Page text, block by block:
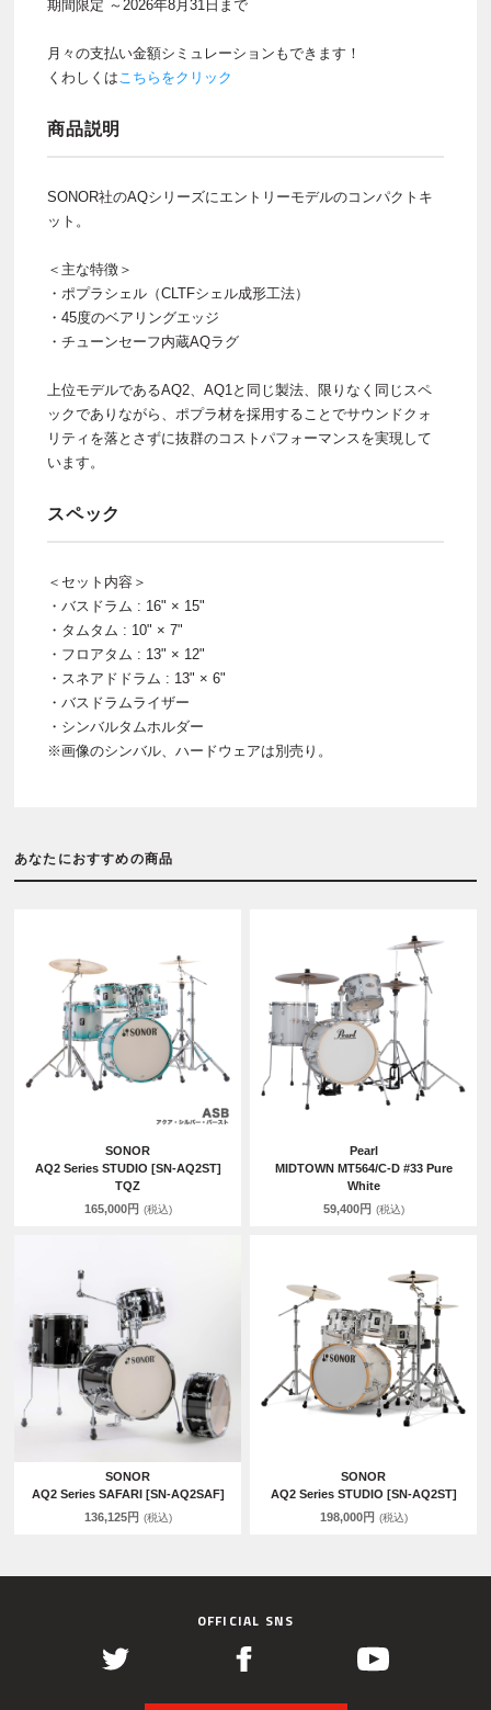
期間限定 ～2026年8月31日まで
月々の支払い金額シミュレーションもできます！
くわしくはこちらをクリック
商品説明
SONOR社のAQシリーズにエントリーモデルのコンパクトキ
ット。
＜主な特徴＞
・ポプラシェル（CLTFシェル成形工法）
・45度のベアリングエッジ
・チューンセーフ内蔵AQラグ
上位モデルであるAQ2、AQ1と同じ製法、限りなく同じスペ
ックでありながら、ポプラ材を採用することでサウンドクォ
リティを落とさずに抜群のコストパフォーマンスを実現して
います。
スペック
＜セット内容＞
・バスドラム : 16" × 15"
・タムタム : 10" × 7"
・フロアタム : 13" × 12"
・スネアドドラム : 13" × 6"
・バスドラムライザー
・シンバルタムホルダー
※画像のシンバル、ハードウェアは別売り。
あなたにおすすめの商品
SONOR
AQ2 Series STUDIO [SN-AQ2ST]
TQZ
165,000円 (税込)
Pearl
MIDTOWN MT564/C-D #33 Pure
White
59,400円 (税込)
SONOR
AQ2 Series SAFARI [SN-AQ2SAF]
136,125円 (税込)
SONOR
AQ2 Series STUDIO [SN-AQ2ST]
198,000円 (税込)
OFFICIAL SNS